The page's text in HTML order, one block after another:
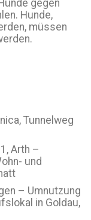
gegen
Hunde,
müssen
Tunnelweg
Arth –
und
– Umnutzung
in Goldau,